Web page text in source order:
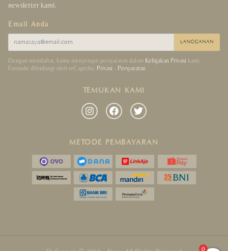
newsletter kami.
Email Anda
LANGGANAN
Dengan mendaftar, kamu menyetujui persyaratan dalam Kebijakan Privasi kami.
Formulir dilindungi oleh reCaptcha. Privasi - Persyaratan
TEMUKAN KAMI
METODE PEMBAYARAN
0